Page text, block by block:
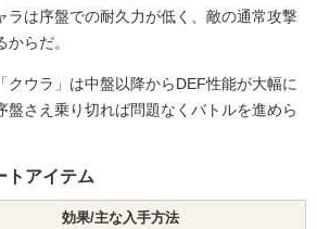
ラは序盤での耐久力が低く、敵の通常攻撃
らだ。
クウラ」は中盤以降からDEF性能が大幅に
盤さえ乗り切れば問題なくバトルを進めら
トアイテム
効果/主な入手方法